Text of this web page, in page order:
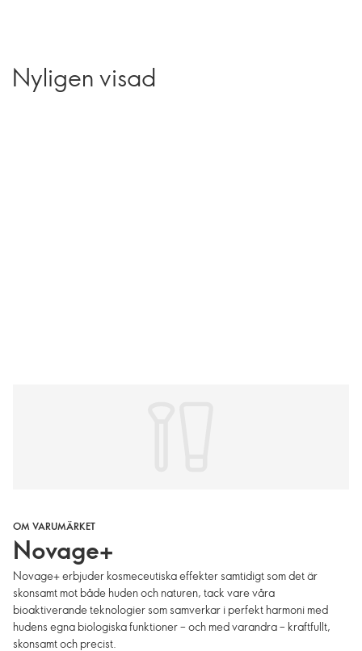
Nyligen visad
OM VARUMÄRKET
Novage+
Novage+ erbjuder kosmeceutiska effekter samtidigt som det är
skonsamt mot både huden och naturen, tack vare våra
bioaktiverande teknologier som samverkar i perfekt harmoni med
hudens egna biologiska funktioner – och med varandra – kraftfullt,
skonsamt och precist.